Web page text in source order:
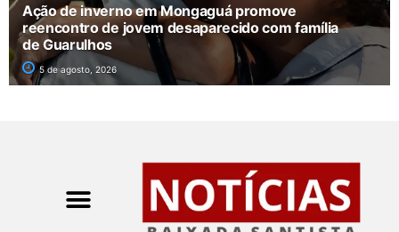
Ação de inverno em Mongaguá promove
reencontro de jovem desaparecido com família
de Guarulhos
5 de agosto, 2026